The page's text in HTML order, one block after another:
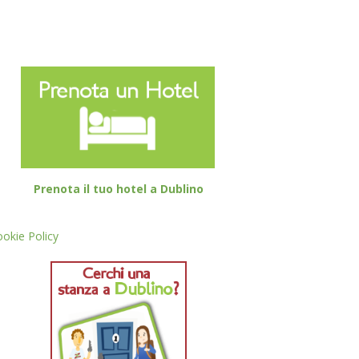
Prenota il tuo hotel a Dublino
Policy